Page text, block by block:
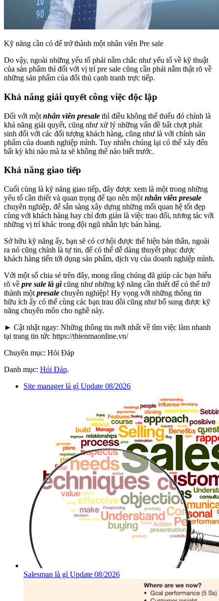
Kỹ năng cần có để trở thành một nhân viên Pre sale
Do vậy, ngoài những yếu tố phải nắm chắc như yếu tố về kỹ thuật
của sản phẩm thì đối với vị trí pre sale cũng cần phải nắm thật rõ về
những sản phẩm của đối thủ cạnh tranh trực tiếp.
Khả năng giải quyết công việc độc lập
Đối với một nhân viên presale thì điều không thể thiếu đó chính là
khả năng giải quyết, cũng như xử lý những vấn đề bất chợt phát
sinh đối với các đối tượng khách hàng, cũng như là với chính sản
phẩm của doanh nghiệp mình. Tuy nhiên chúng lại có thể xảy đến
bất kỳ khi nào mà ta sẽ không thể nào biết trước.
Khả năng giao tiếp
Cuối cùng là kỹ năng giao tiếp, đây được xem là một trong những
yếu tố cần thiết và quan trọng để tạo nên một nhân viên presale
chuyên nghiệp, để sẵn sàng xây dựng những mối quan hệ tốt đẹp
cùng với khách hàng hay chỉ đơn giản là việc trao đổi, tương tác với
những vị trí khác trong đội ngũ nhân lực bán hàng.
Sở hữu kỹ năng ấy, bạn sẽ có cơ hội được thể hiện bản thân, ngoài
ra nó cũng chính là tự tin, để có thể dễ dàng thuyết phục được
khách hàng tiến tới dụng sản phẩm, dịch vụ của doanh nghiệp mình.
Với một số chia sẻ trên đây, mong rằng chúng đã giúp các bạn hiểu
rõ về pre sale là gì cũng như những kỹ năng cần thiết để có thể trở
thành một presale chuyên nghiệp! Hy vọng với những thông tin
hữu ích ấy có thể cùng các bạn trau dồi cũng như bổ sung được kỹ
năng chuyên môn cho nghề này.
► Cật nhật ngay: Những thông tin mới nhất về tìm việc làm nhanh
tại trang tin tức https://thienmaonline.vn/
Chuyên mục: Hỏi Đáp
Danh mục: Hỏi Đáp.
Site manager là gì Update 08/2026
Salesman là gì Update 08/2026